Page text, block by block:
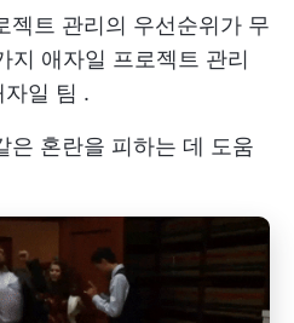
젝트 관리의 우선순위가 무
지 애자일 프로젝트 관리
자일 팀 .
은 혼란을 피하는 데 도움